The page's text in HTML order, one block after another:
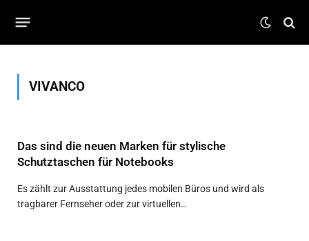
VIVANCO
Das sind die neuen Marken für stylische
Schutztaschen für Notebooks
Es zählt zur Ausstattung jedes mobilen Büros und wird als
tragbarer Fernseher oder zur virtuellen…